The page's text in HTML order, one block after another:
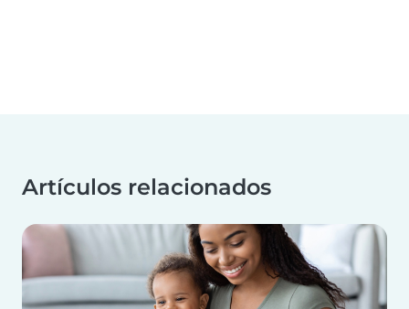
Artículos relacionados